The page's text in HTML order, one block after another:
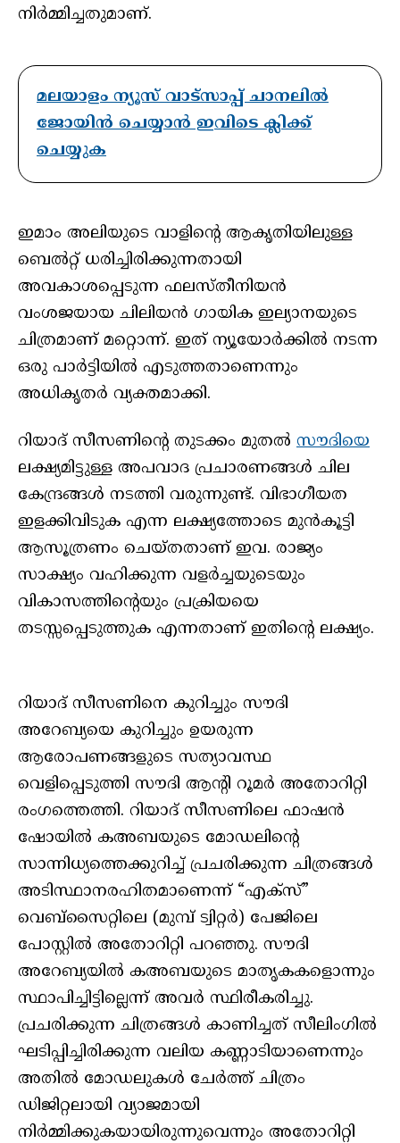
നിർമ്മിച്ചതുമാണ്.
മലയാളം ന്യൂസ് വാട്സാപ്പ് ചാനലിൽ
ജോയിൻ ചെയ്യാൻ ഇവിടെ ക്ലിക്ക്
ചെയ്യുക
ഇമാം അലിയുടെ വാളിൻ്റെ ആകൃതിയിലുള്ള
ബെൽറ്റ് ധരിച്ചിരിക്കുന്നതായി
അവകാശപ്പെടുന്ന ഫലസ്തീനിയൻ
വംശജയായ ചിലിയൻ ഗായിക ഇല്യാനയുടെ
ചിത്രമാണ് മറ്റൊന്ന്. ഇത് ന്യൂയോർക്കിൽ നടന്ന
ഒരു പാർട്ടിയിൽ എടുത്തതാണെന്നും
അധികൃതർ വ്യക്തമാക്കി.
റിയാദ് സീസണിൻ്റെ തുടക്കം മുതൽ സൗദിയെ
ലക്ഷ്യമിട്ടുള്ള അപവാദ പ്രചാരണങ്ങൾ ചില
കേന്ദ്രങ്ങൾ നടത്തി വരുന്നുണ്ട്. വിഭാഗീയത
ഇളക്കിവിടുക എന്ന ലക്ഷ്യത്തോടെ മുൻകൂട്ടി
ആസൂത്രണം ചെയ്തതാണ് ഇവ. രാജ്യം
സാക്ഷ്യം വഹിക്കുന്ന വളർച്ചയുടെയും
വികാസത്തിൻ്റെയും പ്രക്രിയയെ
തടസ്സപ്പെടുത്തുക എന്നതാണ് ഇതിൻ്റെ ലക്ഷ്യം.
റിയാദ് സീസണിനെ കുറിച്ചും സൗദി
അറേബ്യയെ കുറിച്ചും ഉയരുന്ന
ആരോപണങ്ങളുടെ സത്യാവസ്ഥ
വെളിപ്പെടുത്തി സൗദി ആൻ്റി റൂമർ അതോറിറ്റി
രംഗത്തെത്തി. റിയാദ് സീസണിലെ ഫാഷൻ
ഷോയിൽ കഅബയുടെ മോഡലിൻ്റെ
സാന്നിധ്യത്തെക്കുറിച്ച് പ്രചരിക്കുന്ന ചിത്രങ്ങൾ
അടിസ്ഥാനരഹിതമാണെന്ന് “എക്സ്”
വെബ്‌സൈറ്റിലെ (മുമ്പ് ട്വിറ്റർ) പേജിലെ
പോസ്റ്റിൽ അതോറിറ്റി പറഞ്ഞു. സൗദി
അറേബ്യയിൽ കഅബയുടെ മാതൃകകളൊന്നും
സ്ഥാപിച്ചിട്ടില്ലെന്ന് അവർ സ്ഥിരീകരിച്ചു.
പ്രചരിക്കുന്ന ചിത്രങ്ങൾ കാണിച്ചത് സീലിംഗിൽ
ഘടിപ്പിച്ചിരിക്കുന്ന വലിയ കണ്ണാടിയാണെന്നും
അതിൽ മോഡലുകൾ ചേർത്ത് ചിത്രം
ഡിജിറ്റലായി വ്യാജമായി
നിർമ്മിക്കുകയായിരുന്നുവെന്നും അതോറിറ്റി